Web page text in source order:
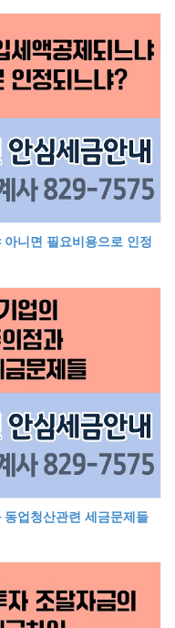
니면 필요비용으로 인정
업청산관련 세금문제들